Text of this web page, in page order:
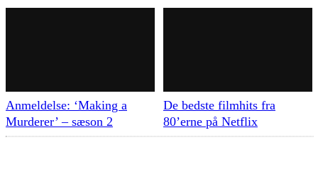
Anmeldelse: ‘Making a
Murderer’ – sæson 2
De bedste filmhits fra
80’erne på Netflix